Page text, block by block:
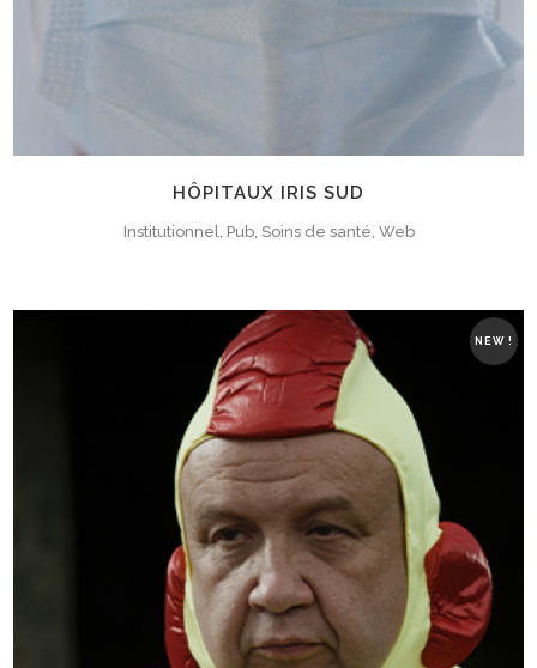
HÔPITAUX IRIS SUD
Institutionnel, Pub, Soins de santé, Web
NEW !